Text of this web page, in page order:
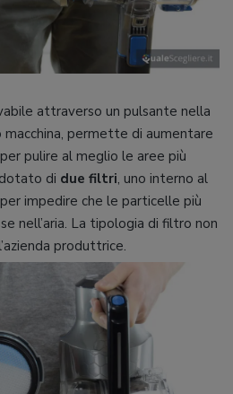
attraverso un pulsante nella
permette di aumentare
pulire al meglio le aree più
dotato di due filtri, uno interno al
impedire che le particelle più
nell’aria. La tipologia di filtro non
produttrice.